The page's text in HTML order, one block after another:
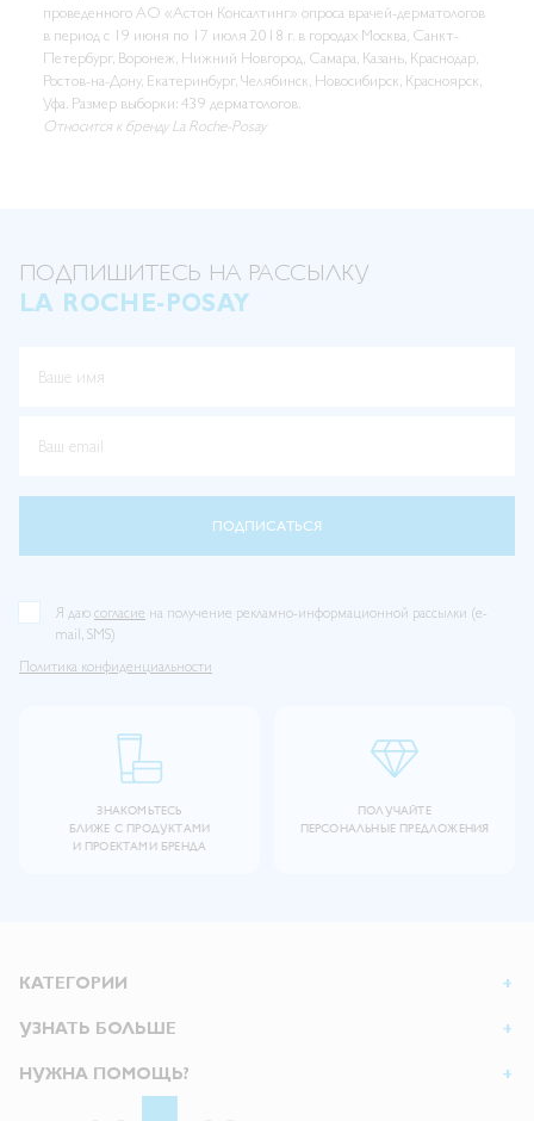
проведенного АО «Астон Консалтинг» опроса врачей-дерматологов
в период с 19 июня по 17 июля 2018 г. в городах Москва, Санкт-
Петербург, Воронеж, Нижний Новгород, Самара, Казань, Краснодар,
Ростов-на-Дону, Екатеринбург, Челябинск, Новосибирск, Красноярск,
Уфа. Размер выборки: 439 дерматологов.
Относится к бренду La Roche-Posay
ПОДПИШИТЕСЬ НА РАССЫЛКУ
LA ROCHE-POSAY
Ваше имя
Ваш email
Я даю согласие на получение рекламно-информационной рассылки (e-
mail, SMS)
Политика конфиденциальности
ПОДПИСАТЬСЯ
ЗНАКОМЬТЕСЬ
БЛИЖЕ С ПРОДУКТАМИ
И ПРОЕКТАМИ БРЕНДА
ПОЛУЧАЙТЕ
ПЕРСОНАЛЬНЫЕ ПРЕДЛОЖЕНИЯ
КАТЕГОРИИ
УЗНАТЬ БОЛЬШЕ
НУЖНА ПОМОЩЬ?